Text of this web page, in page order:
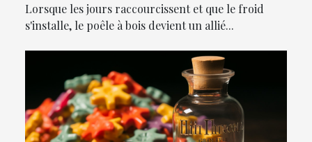
Lorsque les jours raccourcissent et que le froid
s'installe, le poêle à bois devient un allié...